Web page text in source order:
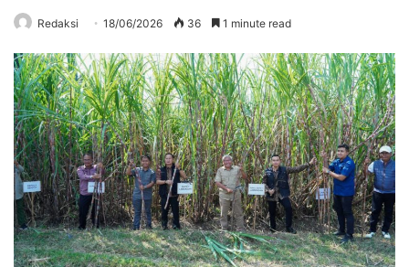
Redaksi 18/06/2026 36 1 minute read